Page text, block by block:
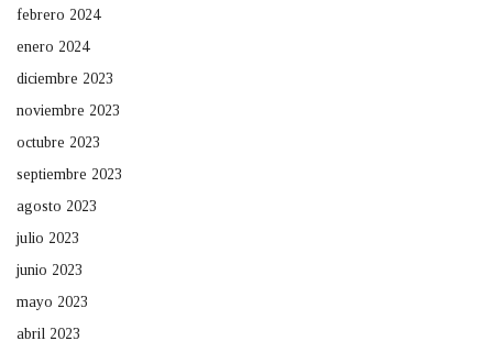
febrero 2024
enero 2024
diciembre 2023
noviembre 2023
octubre 2023
septiembre 2023
agosto 2023
julio 2023
junio 2023
mayo 2023
abril 2023